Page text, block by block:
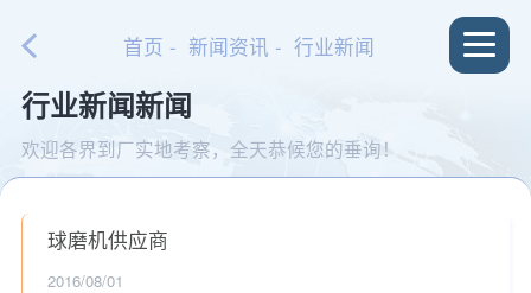
首页 - 新闻资讯 - 行业新闻
行业新闻新闻
欢迎各界到厂实地考察，全天恭候您的垂询！
球磨机供应商
2016/08/01